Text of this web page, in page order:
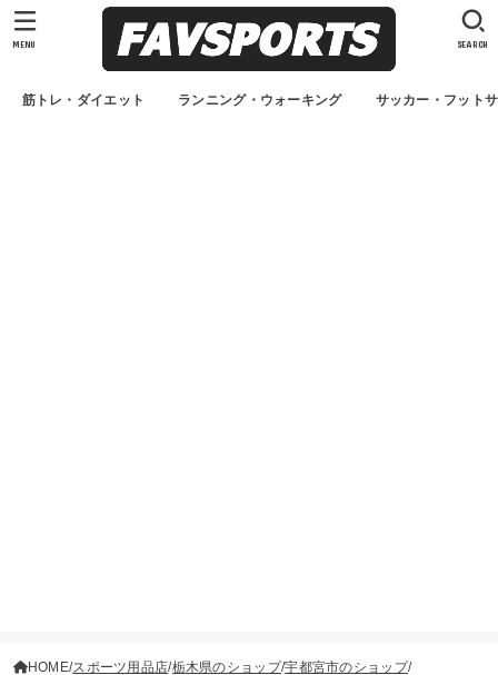
筋トレ・ダイエット ランニング・ウォーキング サッカー・フット
SEARCH
MENU
HOME スポーツ用品店 栃木県のショップ 宇都宮市のショップ